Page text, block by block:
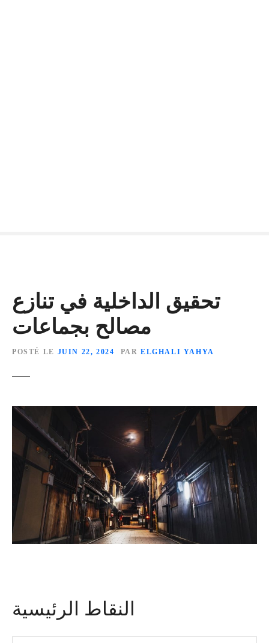
تحقيق الداخلية في تنازع
مصالح بجماعات
POSTÉ LE JUIN 22, 2024 PAR ELGHALI YAHYA
النقاط الرئيسية